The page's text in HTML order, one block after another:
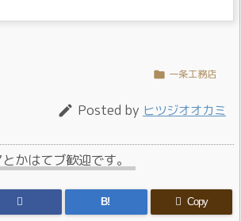
 一条工務店
 Posted by ヒツジオオカミ
かはてブ歓迎です。
B! Copy